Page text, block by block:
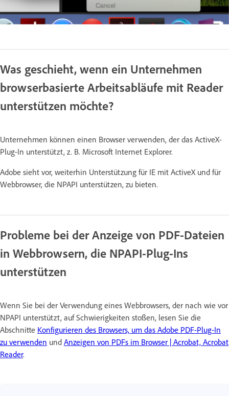
Was geschieht, wenn ein Unternehmen
browserbasierte Arbeitsabläufe mit Reader
unterstützen möchte?
Unternehmen können einen Browser verwenden, der das ActiveX-
Plug-In unterstützt, z. B. Microsoft Internet Explorer.
Adobe sieht vor, weiterhin Unterstützung für IE mit ActiveX und für
Webbrowser, die NPAPI unterstützen, zu bieten.
Probleme bei der Anzeige von PDF-Dateien
in Webbrowsern, die NPAPI-Plug-Ins
unterstützen
Wenn Sie bei der Verwendung eines Webbrowsers, der nach wie vor
NPAPI unterstützt, auf Schwierigkeiten stoßen, lesen Sie die
Abschnitte Konfigurieren des Browsers, um das Adobe PDF-Plug-In
zu verwenden und Anzeigen von PDFs im Browser | Acrobat, Acrobat
Reader.